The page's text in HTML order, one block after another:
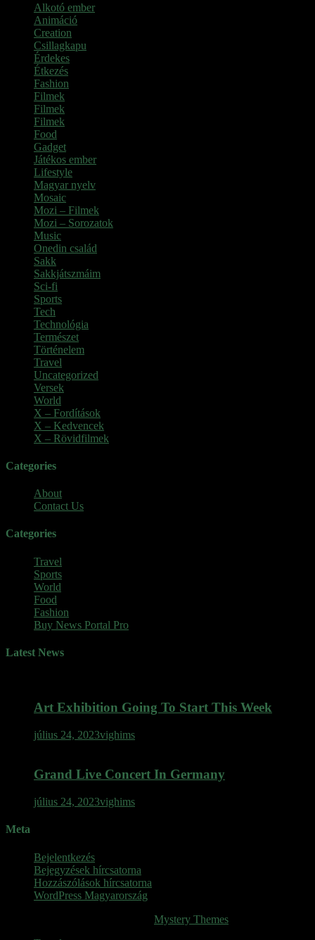
Alkotó ember
Animáció
Creation
Csillagkapu
Érdekes
Étkezés
Fashion
Filmek
Filmek
Filmek
Food
Gadget
Játékos ember
Lifestyle
Magyar nyelv
Mosaic
Mozi – Filmek
Mozi – Sorozatok
Music
Onedin család
Sakk
Sakkjátszmáim
Sci-fi
Sports
Tech
Technológia
Természet
Történelem
Travel
Uncategorized
Versek
World
X – Fordítások
X – Kedvencek
X – Rövidfilmek
Categories
About
Contact Us
Categories
Travel
Sports
World
Food
Fashion
Buy News Portal Pro
Latest News
Art Exhibition Going To Start This Week
július 24, 2023vighims
Grand Live Concert In Germany
július 24, 2023vighims
Meta
Bejelentkezés
Bejegyzések hírcsatorna
Hozzászólások hírcsatorna
WordPress Magyarország
Mystery Themes